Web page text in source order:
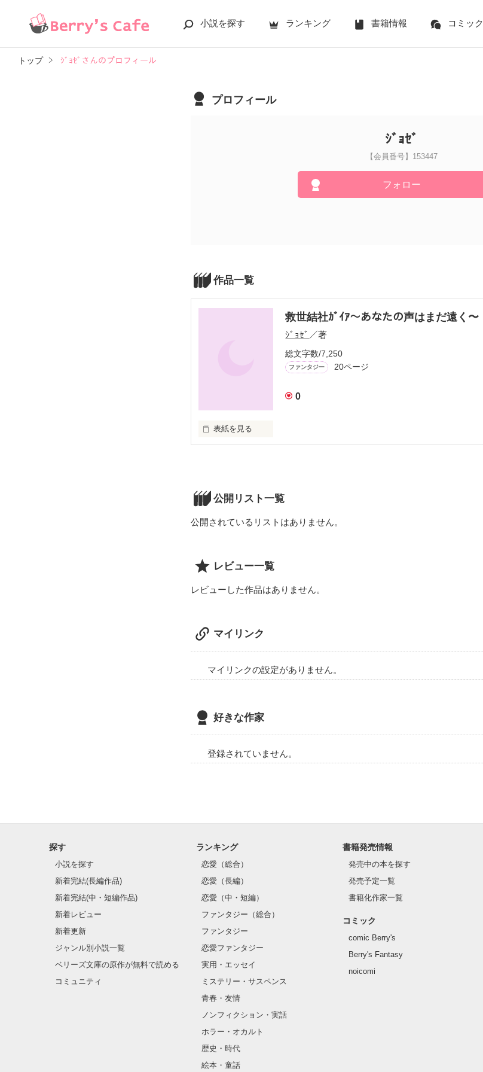
小説を探す ランキング 書籍情報 コミック
トップ ｼﾞｮｾﾞさんのプロフィール
プロフィール
ｼﾞｮｾﾞ
【会員番号】153447
フォロー
作品一覧
救世結社ｶﾞｲｱ〜あなたの声はまだ遠く〜
ｼﾞｮｾﾞ ／著
総文字数/7,250
ファンタジー 20ページ
0
表紙を見る
とされた選ばれし少女たちが、
悪の組織“ｴｷﾄﾞﾅ”に立ち向かう。
公開リスト一覧
公開されているリストはありません。
レビュー一覧
レビューした作品はありません。
マイリンク
マイリンクの設定がありません。
好きな作家
登録されていません。
探す
小説を探す
新着完結(長編作品)
新着完結(中・短編作品)
新着レビュー
新着更新
ジャンル別小説一覧
ベリーズ文庫の原作が無料で読める
コミュニティ
ランキング
恋愛（総合）
恋愛（長編）
恋愛（中・短編）
ファンタジー（総合）
ファンタジー
恋愛ファンタジー
実用・エッセイ
ミステリー・サスペンス
青春・友情
ノンフィクション・実話
ホラー・オカルト
歴史・時代
絵本・童話
書籍発売情報
発売中の本を探す
発売予定一覧
書籍化作家一覧
コミック
comic Berry's
Berry's Fantasy
noicomi